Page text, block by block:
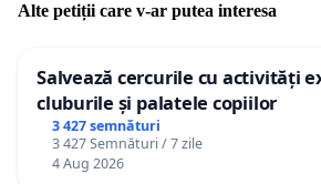
Alte petiții care v-ar putea interesa
Salvează cercurile cu activități
cluburile și palatele copiilor
3 427 semnături
3 427 Semnături / 7 zile
4 Aug 2026